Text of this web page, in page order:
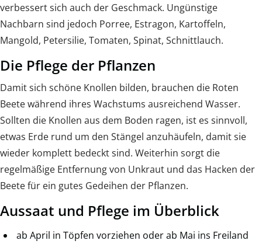
verbessert sich auch der Geschmack. Ungünstige
Nachbarn sind jedoch Porree, Estragon, Kartoffeln,
Mangold, Petersilie, Tomaten, Spinat, Schnittlauch.
Die Pflege der Pflanzen
Damit sich schöne Knollen bilden, brauchen die Roten
Beete während ihres Wachstums ausreichend Wasser.
Sollten die Knollen aus dem Boden ragen, ist es sinnvoll,
etwas Erde rund um den Stängel anzuhäufeln, damit sie
wieder komplett bedeckt sind. Weiterhin sorgt die
regelmäßige Entfernung von Unkraut und das Hacken der
Beete für ein gutes Gedeihen der Pflanzen.
Aussaat und Pflege im Überblick
ab April in Töpfen vorziehen oder ab Mai ins Freiland